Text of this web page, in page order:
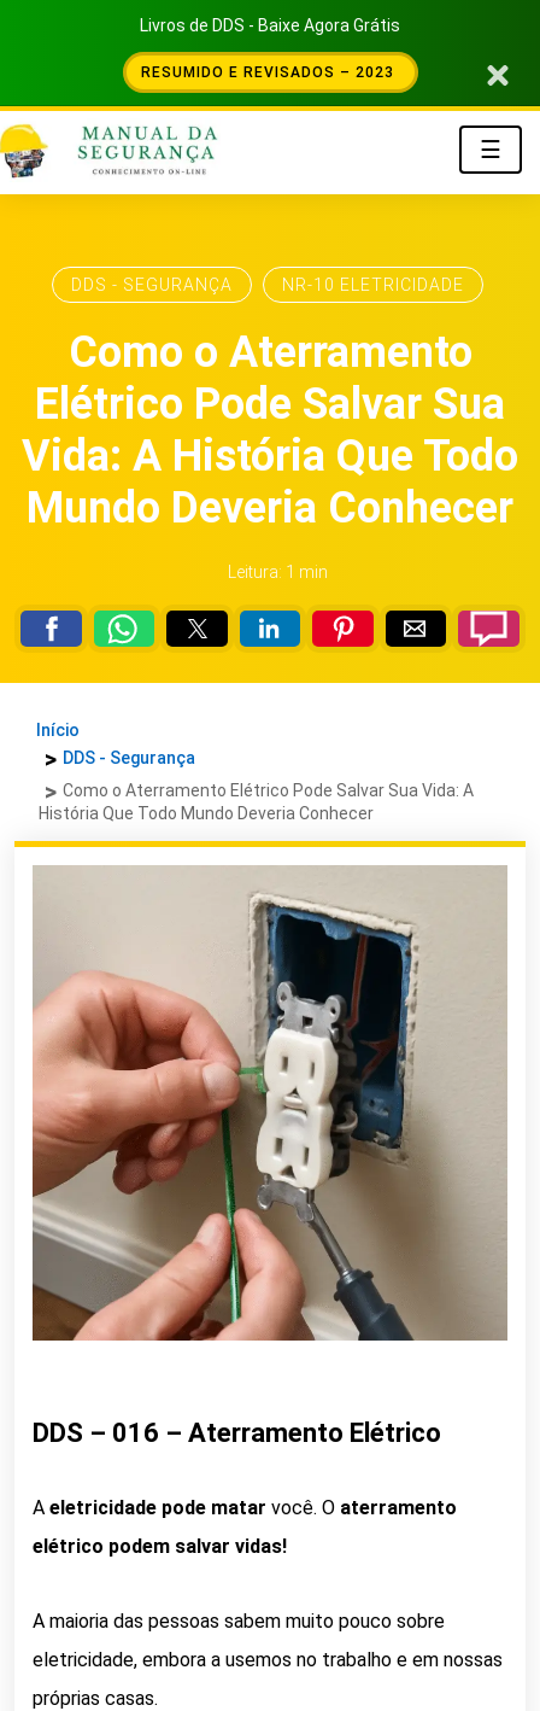
Livros de DDS - Baixe Agora Grátis
RESUMIDO E REVISADOS – 2023
☰
DDS - SEGURANÇA NR-10 ELETRICIDADE
Como o Aterramento
Elétrico Pode Salvar Sua
Vida: A História Que Todo
Mundo Deveria Conhecer
Leitura: 1 min
Início
DDS - Segurança
Como o Aterramento Elétrico Pode Salvar Sua Vida: A
História Que Todo Mundo Deveria Conhecer
DDS – 016 – Aterramento Elétrico
A eletricidade pode matar você. O aterramento
elétrico podem salvar vidas!
A maioria das pessoas sabem muito pouco sobre
eletricidade, embora a usemos no trabalho e em nossas
próprias casas.